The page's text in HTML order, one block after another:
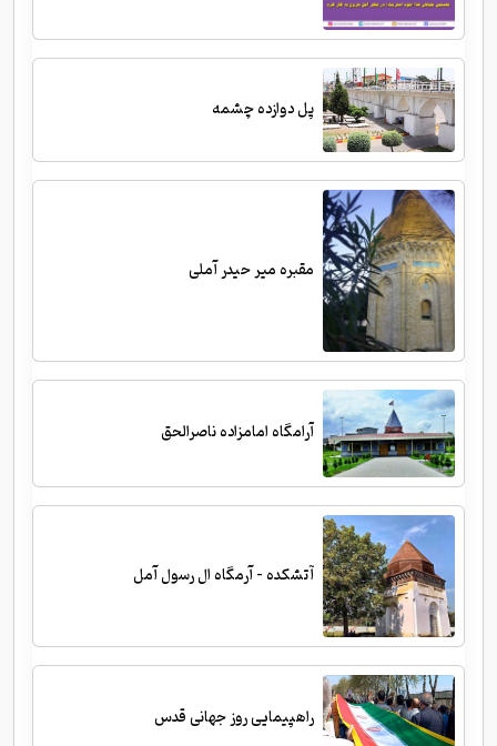
پل دوازده چشمه
مقبره میر حیدر آملی
آرامگاه امامزاده ناصرالحق
آتشکده - آرمگاه ال رسول آمل
راهپیمایی روز جهانی قدس